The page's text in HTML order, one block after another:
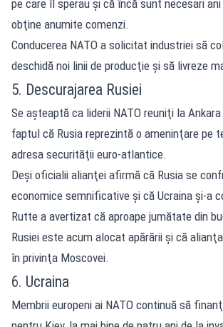
pe care îl sperau şi că încă sunt necesari
obţine anumite comenzi.
Conducerea NATO a solicitat industriei să
deschidă noi linii de producţie şi să livreze
5. Descurajarea Rusiei
Se aşteaptă ca liderii NATO reuniţi la
faptul că Rusia reprezintă o ameninţare pe
adresa securităţii euro-atlantice.
Deşi oficialii alianţei afirmă că Rusia se
economice semnificative şi că Ucraina şi-a
Rutte a avertizat că aproape jumătate din
Rusiei este acum alocat apărării şi că
în privinţa Moscovei.
6. Ucraina
Membrii europeni ai NATO continuă să